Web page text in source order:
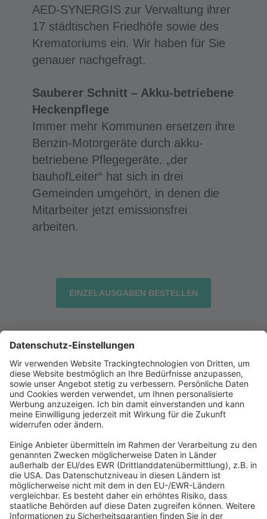
AED-SYNERGIS zur Verwaltung ihrer
17 städtischen Friedhöfe sowie des
Krematoriums ein. Wir haben für Sie
genauer nachgefragt.
Sauberer Schnitt – Akku-betriebene
Heckenpflege
Immer mehr Kommunen ersetzen ihre
Benzin-Motorgeräte durch akku-
betriebene Pflegegeräte. „der
bauhofLeiter“ hat sich in drei
Gemeinden umgehört, in denen die
Mitarbeiter jetzt emissionsfrei
arbeiten.
EINZELAUSGABEN BESTELLEN
Abonnement anfordern|Abo kündigen
Werben bei uns